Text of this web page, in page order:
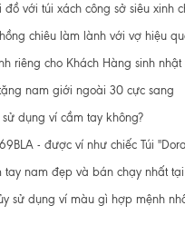
đồ với túi xách công sở siêu xinh
chiêu làm lành với vợ hiệu
riêng cho Khách Hàng sinh nhật
nam giới ngoài 30 cực sang
dụng ví cầm tay không?
- được ví như chiếc Túi
tay nam đẹp và bán chạy nhất
sử dụng ví màu gì hợp mệnh